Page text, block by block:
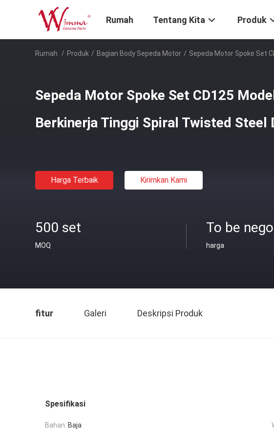
Rumah Tentang Kita Produk
Rumah / Produk / Bagian Body Sepeda Motor / Sepeda Motor Spoke Set
Sepeda Motor Spoke Set CD125
Berkinerja Tinggi Spiral Twisted Steel
Harga Terbaik Kirimkan Kami
500 set
MOQ
To be
harga
fitur Galeri Deskripsi Produk
Spesifikasi
Bahan: Baja